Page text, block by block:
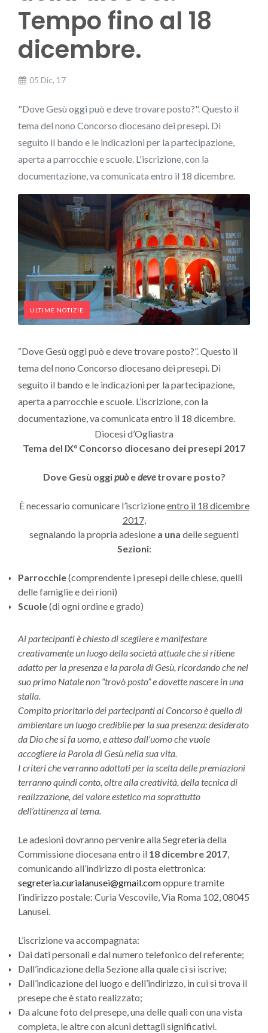
Tempo fino al 18
dicembre.
05 Dic, 17
"Dove Gesù oggi può e deve trovare posto?". Questo il
tema del nono Concorso diocesano dei presepi. Di
seguito il bando e le indicazioni per la partecipazione,
aperta a parrocchie e scuole. L'iscrizione, con la
documentazione, va comunicata entro il 18 dicembre.
ULTIME NOTIZIE
“Dove Gesù oggi può e deve trovare posto?”. Questo il
tema del nono Concorso diocesano dei presepi. Di
seguito il bando e le indicazioni per la partecipazione,
aperta a parrocchie e scuole. L’iscrizione, con la
documentazione, va comunicata entro il 18 dicembre.
Diocesi d’Ogliastra
Tema del IX° Concorso diocesano dei presepi 2017
Dove Gesù oggipuòedevetrovare posto?
È necessario comunicare l’iscrizioneentro il 18 dicembre
2017,
segnalando la propria adesione a una delle seguenti
Sezioni:
Parrocchie(comprendente i presepi delle chiese, quelli
delle famiglie e dei rioni)
Scuole(di ogni ordine e grado)
Ai partecipanti è chiesto di scegliere e manifestare
creativamente un luogo della società attuale che si ritiene
adatto per la presenza e la parola di Gesù, ricordando che nel
suo primo Natale non “trovò posto” e dovette nascere in una
stalla.
Compito prioritario dei partecipanti al Concorso è quello di
ambientare un luogo credibile per la sua presenza: desiderato
da Dio che si fa uomo, e atteso dall’uomo che vuole
accogliere la Parola di Gesù nella sua vita.
I criteri che verranno adottati per la scelta delle premiazioni
terranno quindi conto, oltre alla creatività, della tecnica di
realizzazione, del valore estetico ma soprattutto
dell’attinenza al tema.
Le adesioni dovranno pervenire alla Segreteria della
Commissione diocesana entro il 18 dicembre 2017
comunicando all’indirizzo di posta elettronica:
segreteria.curialanusei@gmail.comoppure tramite
l’indirizzo postale: Curia Vescovile, Via Roma 102, 08045
Lanusei.
L’iscrizione va accompagnata:
Dai dati personali e dal numero telefonico del referente;
Dall’indicazione della Sezione alla quale ci si iscrive;
Dall’indicazione del luogo e dell’indirizzo, in cui si trova il
presepe che è stato realizzato;
Da alcune foto del presepe, una delle quali con una vista
completa, le altre con alcuni dettagli significativi.